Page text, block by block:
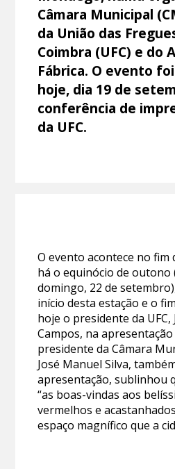
Câmara Municipal
da União das
Coimbra (UFC) e do
Fábrica. O evento
hoje, dia 19 de
conferência de
da UFC.
O evento acontece no fim
há o equinócio de outono
domingo, 22 de
início desta estação e o
hoje o presidente da UFC,
Campos, na
presidente da Câmara
José Manuel Silva,
apresentação, sublinhou
“as boas-vindas aos
vermelhos e
espaço magnífico que a